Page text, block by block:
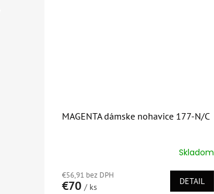
MAGENTA dámske nohavice 177-N/C
produktu
je
Skladom
€56,91 bez DPH
€70 / ks
DETAIL